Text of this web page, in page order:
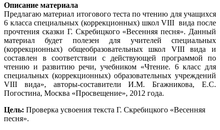
Описание материала
Предлагаю материал итогового теста по чтению для учащихся
6 класса специальных (коррекционных) школ VIII вида после
прочтения сказки Г. Скребицкого «Весенняя песня». Данный
материал будет полезен для учителей специальных
(коррекционных) общеобразовательных школ VIII вида и
составлен в соответствии с действующей программой по
чтению и развитию речи, учебником «Чтение. 6 класс для
специальных (коррекционных) образовательных учреждений
VIII вида», авторы-составители И.М. Бгажникова, Е.С.
Погостина, Москва «Просвещение», 2012 года.
Цель: Проверка усвоения текста Г. Скребицкого «Весенняя
песня».